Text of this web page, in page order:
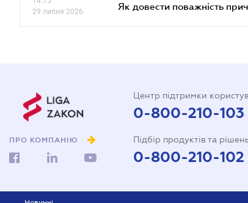
29 липня 2026
Як довести поважність
ПРО КОМПАНІЮ
Центр підтримки
0-800-210-103
Підбір продуктів та
0-800-210-102